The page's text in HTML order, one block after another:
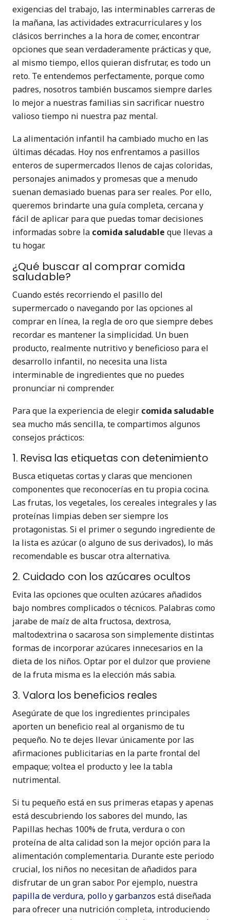
exigencias del trabajo, las interminables carreras de
la mañana, las actividades extracurriculares y los
clásicos berrinches a la hora de comer, encontrar
opciones que sean verdaderamente prácticas y que,
al mismo tiempo, ellos quieran disfrutar, es todo un
reto. Te entendemos perfectamente, porque como
padres, nosotros también buscamos siempre darles
lo mejor a nuestras familias sin sacrificar nuestro
valioso tiempo ni nuestra paz mental.
La alimentación infantil ha cambiado mucho en las
últimas décadas. Hoy nos enfrentamos a pasillos
enteros de supermercados llenos de cajas coloridas,
personajes animados y promesas que a menudo
suenan demasiado buenas para ser reales. Por ello,
queremos brindarte una guía completa, cercana y
fácil de aplicar para que puedas tomar decisiones
informadas sobre la comida saludable que llevas a
tu hogar.
¿Qué buscar al comprar comida
saludable?
Cuando estés recorriendo el pasillo del
supermercado o navegando por las opciones al
comprar en línea, la regla de oro que siempre debes
recordar es mantener la simplicidad. Un buen
producto, realmente nutritivo y beneficioso para el
desarrollo infantil, no necesita una lista
interminable de ingredientes que no puedes
pronunciar ni comprender.
Para que la experiencia de elegir comida saludable
sea mucho más sencilla, te compartimos algunos
consejos prácticos:
1. Revisa las etiquetas con detenimiento
Busca etiquetas cortas y claras que mencionen
componentes que reconocerías en tu propia cocina.
Las frutas, los vegetales, los cereales integrales y las
proteínas limpias deben ser siempre los
protagonistas. Si el primer o segundo ingrediente de
la lista es azúcar (o alguno de sus derivados), lo más
recomendable es buscar otra alternativa.
2. Cuidado con los azúcares ocultos
Evita las opciones que oculten azúcares añadidos
bajo nombres complicados o técnicos. Palabras como
jarabe de maíz de alta fructosa, dextrosa,
maltodextrina o sacarosa son simplemente distintas
formas de incorporar azúcares innecesarios en la
dieta de los niños. Optar por el dulzor que proviene
de la fruta misma es la elección más sabia.
3. Valora los beneficios reales
Asegúrate de que los ingredientes principales
aporten un beneficio real al organismo de tu
pequeño. No te dejes llevar únicamente por las
afirmaciones publicitarias en la parte frontal del
empaque; voltea el producto y lee la tabla
nutrimental.
Si tu pequeño está en sus primeras etapas y apenas
está descubriendo los sabores del mundo, las
Papillas hechas 100% de fruta, verdura o con
proteína de alta calidad son la mejor opción para la
alimentación complementaria. Durante este periodo
crucial, los niños no necesitan de añadidos para
disfrutar de un gran sabor. Por ejemplo, nuestra
papilla de verdura, pollo y garbanzos está diseñada
para ofrecer una nutrición completa, introduciendo